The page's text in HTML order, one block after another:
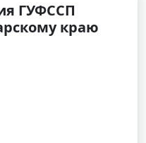
ГУФССП
краю